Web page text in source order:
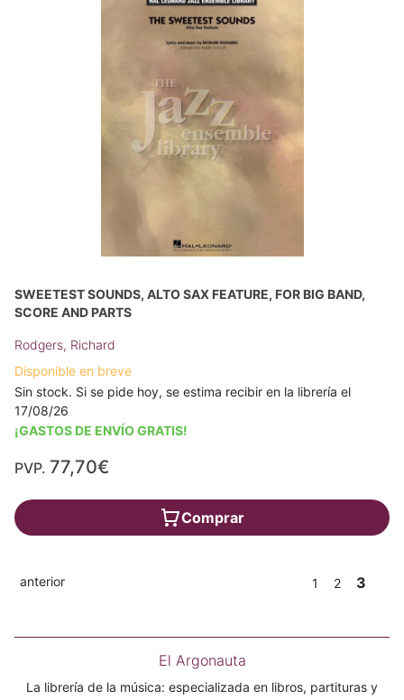
SWEETEST SOUNDS, ALTO SAX FEATURE, FOR BIG BAND,
SCORE AND PARTS
Rodgers, Richard
Disponible en breve
Sin stock. Si se pide hoy, se estima recibir en la librería el
17/08/26
¡GASTOS DE ENVÍO GRATIS!
PVP. 77,70€
Comprar
anterior 1 2 3
El Argonauta
La librería de la música: especializada en libros, partituras y